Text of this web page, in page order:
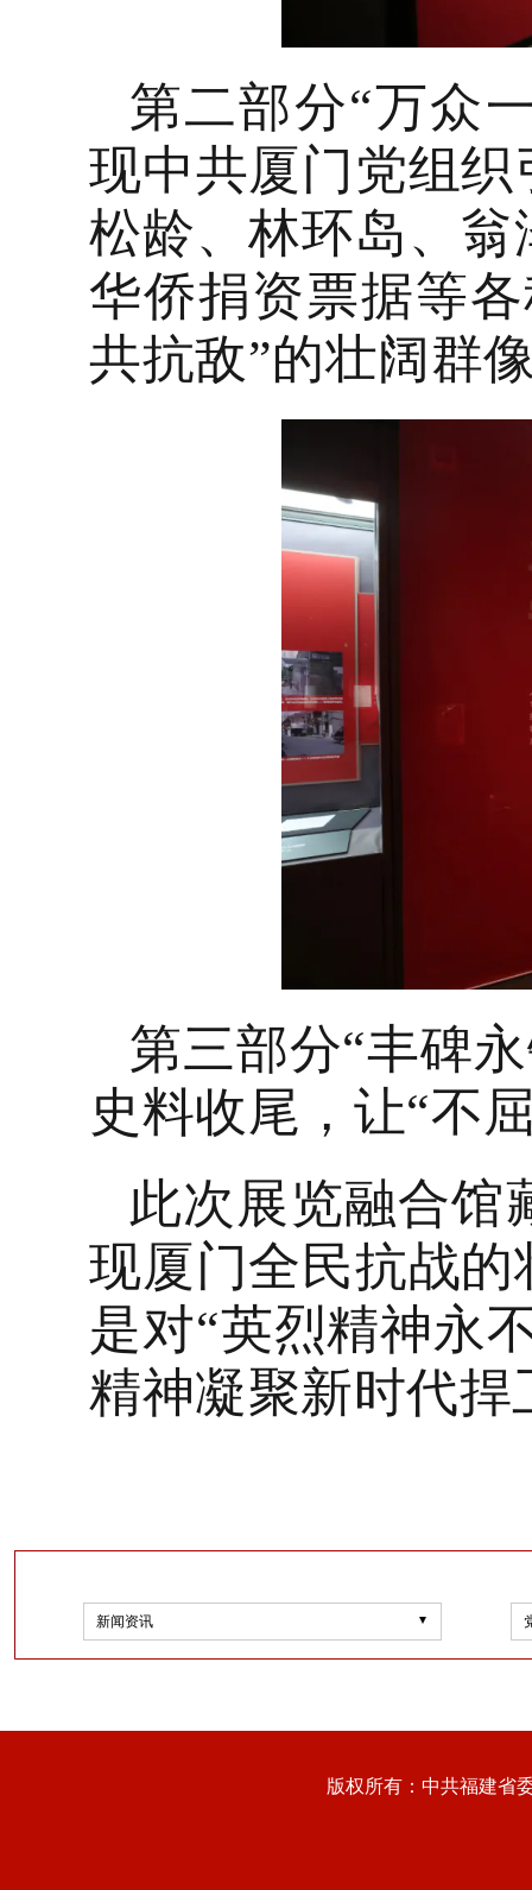
第二部分“万众
现中共厦门党组
松龄、林环岛、
华侨捐资票据等
共抗敌”的壮阔群
第三部分“丰碑
史料收尾，让“不
此次展览融合馆
现厦门全民抗战的
是对“英烈精神永
精神凝聚新时代捍
新闻资讯
版权所有：中共福建省